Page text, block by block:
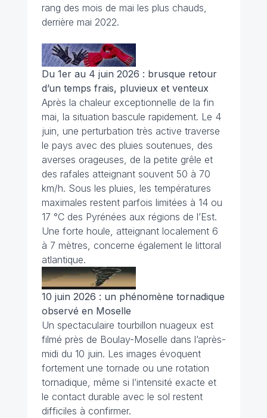
rang des mois de mai les plus chauds,
derrière mai 2022.
Du 1er au 4 juin 2026 : brusque retour
d’un temps frais, pluvieux et venteux
Après la chaleur exceptionnelle de la fin
mai, la situation bascule rapidement. Le 4
juin, une perturbation très active traverse
le pays avec des pluies soutenues, des
averses orageuses, de la petite grêle et
des rafales atteignant souvent 50 à 70
km/h. Sous les pluies, les températures
maximales restent parfois limitées à 14 ou
17 °C des Pyrénées aux régions de l’Est.
Une forte houle, atteignant localement 6
à 7 mètres, concerne également le littoral
atlantique.
10 juin 2026 : un phénomène tornadique
observé en Moselle
Un spectaculaire tourbillon nuageux est
filmé près de Boulay-Moselle dans l’après-
midi du 10 juin. Les images évoquent
fortement une tornade ou une rotation
tornadique, même si l’intensité exacte et
le contact durable avec le sol restent
difficiles à confirmer.